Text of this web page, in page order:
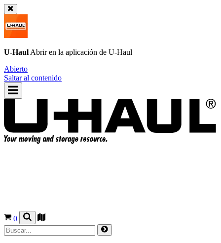
U-Haul Abrir en la aplicación de U-Haul
Abierto
Saltar al contenido
0